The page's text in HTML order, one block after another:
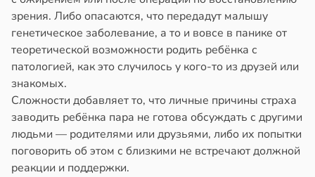
зрения. Либо опасаются, что передадут малышу
генетическое заболевание, а то и вовсе в панике от
теоретической возможности родить ребёнка с
патологией, как это случилось у кого-то из друзей или
знакомых.
Сложности добавляет то, что личные причины страха
заводить ребёнка пара не готова обсуждать с другими
людьми — родителями или друзьями, либо их попытки
поговорить об этом с близкими не встречают должной
реакции и поддержки.